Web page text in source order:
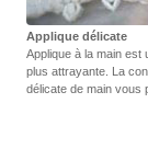
Applique délicate
Applique à la main est
plus attrayante. La
délicate de main vous